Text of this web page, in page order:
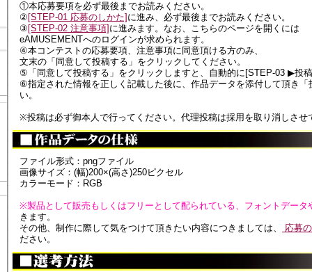
①本応募要項を必ず最後までお読みください。
② [STEP-01 応募のしかた] に進み、必ず最後までお読みください。
③ [STEP-02 注意事項] に進みます。なお、こちらのページを開くには
eAMUSEMENTへのログインが求められます。
④本コンテストの応募要項、注意事項に同意頂ける方のみ、
文末の「同意して投稿する」をクリックしてください。
⑤「同意して投稿する」をクリックしますと、自動的に[STEP-03 ▶投
⑥指定された情報を正しく記載した後に、作品データを添付して頂き
い。
※投稿は必ず御本人で行ってください。代理投稿は採用を取り消しさせ
ファイル形式：pngファイル
画像サイズ：(幅)200×(高さ)250ピクセル
カラーモード：RGB
※製品として販売もしくはフリーとして配られている、フォントデータ
きます。
その他、制作に際して気をつけて頂きたい内容につきましては、
応募
ださい。